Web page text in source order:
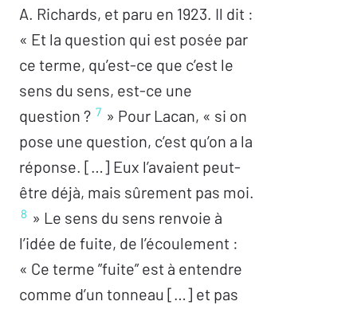
A. Richards, et paru en 1923. Il dit :
« Et la question qui est posée par
ce terme, qu’est-ce que c’est le
sens du sens, est-ce une
question ? 7 » Pour Lacan, « si on
pose une question, c’est qu’on a la
réponse. […] Eux l’avaient peut-
être déjà, mais sûrement pas moi.
8 » Le sens du sens renvoie à
l’idée de fuite, de l’écoulement :
« Ce terme ”fuite” est à entendre
comme d’un tonneau […] et pas